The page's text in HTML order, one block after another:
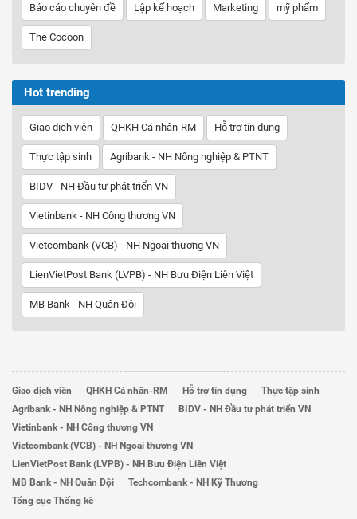
Báo cáo chuyên đề Lập kế hoạch Marketing mỹ phẩm
The Cocoon
Hot trending
Giao dịch viên QHKH Cá nhân-RM Hỗ trợ tín dụng
Thực tập sinh Agribank - NH Nông nghiệp & PTNT
BIDV - NH Đầu tư phát triển VN
Vietinbank - NH Công thương VN
Vietcombank (VCB) - NH Ngoại thương VN
LienVietPost Bank (LVPB) - NH Bưu Điện Liên Việt
MB Bank - NH Quân Đội
Giao dịch viên QHKH Cá nhân-RM Hỗ trợ tín dụng
Thực tập sinh
Agribank - NH Nông nghiệp & PTNT
BIDV - NH Đầu tư phát triển VN
Vietinbank - NH Công thương VN
Vietcombank (VCB) - NH Ngoại thương VN
LienVietPost Bank (LVPB) - NH Bưu Điện Liên Việt
MB Bank - NH Quân Đội
Techcombank - NH Kỹ Thương
Tổng cục Thống kê